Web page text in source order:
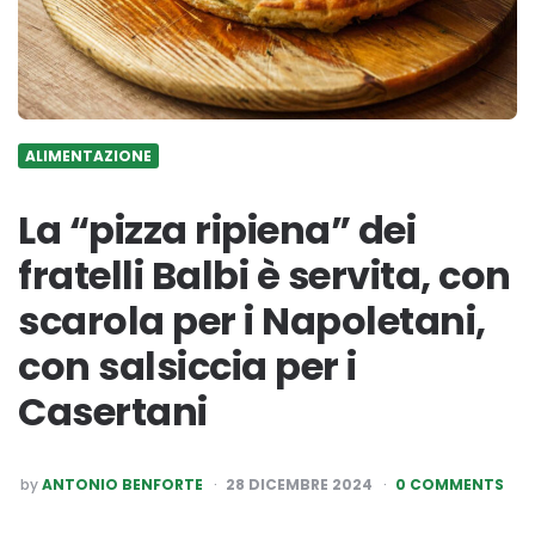
ALIMENTAZIONE
La “pizza ripiena” dei
fratelli Balbi è servita, con
scarola per i Napoletani,
con salsiccia per i
Casertani
POSTED
BY
byANTONIO BENFORTE 28 DICEMBRE 2024 0 COMMENTS